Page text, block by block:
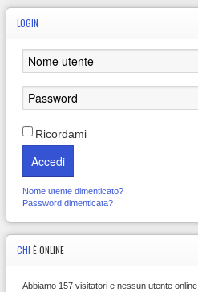
LOGIN
Ricordami
Accedi
Nome utente dimenticato?
Password dimenticata?
CHI È ONLINE
Abbiamo 157 visitatori e nessun utente online